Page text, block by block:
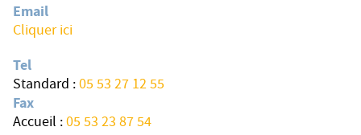
Email
Cliquer ici
Tel
Standard :05 53 27 12 55
Fax
Accueil :05 53 23 87 54